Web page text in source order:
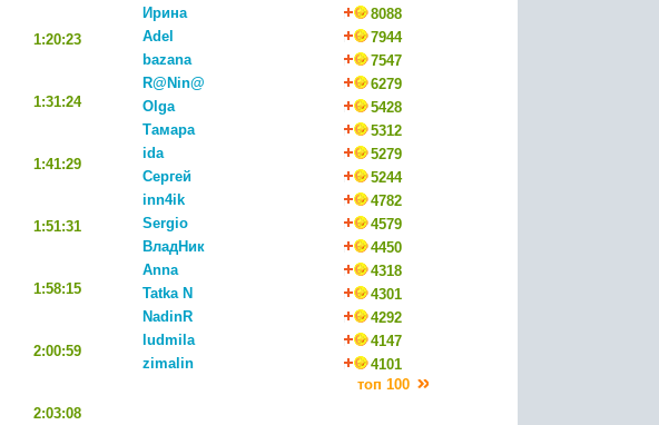
1:20:23
1:31:24
1:41:29
1:51:31
1:58:15
2:00:59
2:03:08
Ирина
8088
Adel
7944
bazana
7547
R@Nin@
6279
Olga
5428
Тамара
5312
ida
5279
Сергей
5244
inn4ik
4782
Sergio
4579
ВладНик
4450
Anna
4318
Tatka N
4301
NadinR
4292
ludmila
4147
zimalin
4101
топ 100